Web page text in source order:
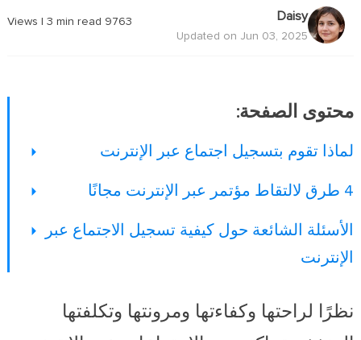
Daisy
Updated on Jun 03, 2025
9763
| 3 min read
محتوى الصفحة:
لماذا تقوم بتسجيل اجتماع عبر الإنترنت
4 طرق لالتقاط مؤتمر عبر الإنترنت مجانًا
الأسئلة الشائعة حول كيفية تسجيل الاجتماع عبر
الإنترنت
نظرًا لراحتها وكفاءتها ومرونتها وتكلفتها